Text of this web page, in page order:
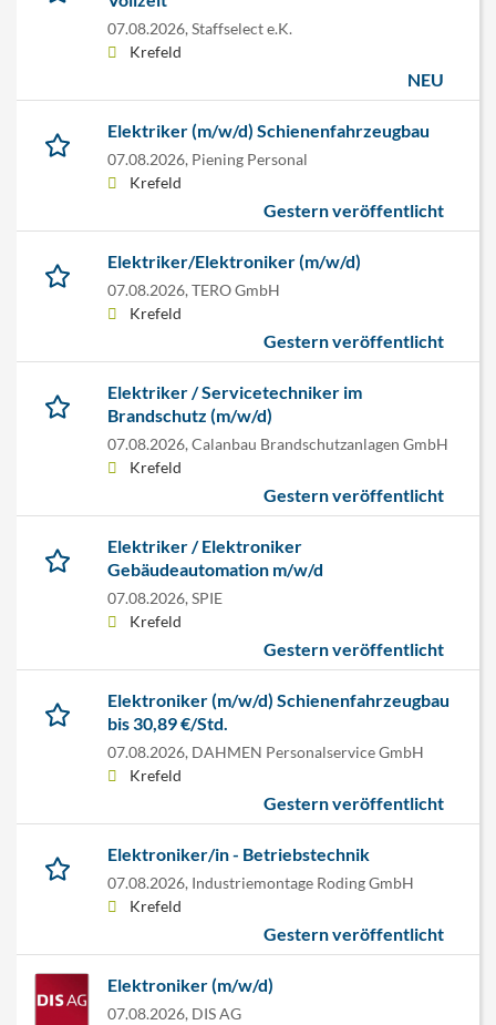
07.08.2026, Staffselect e.K.
Krefeld
NEU
Elektriker (m/w/d) Schienenfahrzeugbau
07.08.2026, Piening Personal
Krefeld
Gestern veröffentlicht
Elektriker/Elektroniker (m/w/d)
07.08.2026, TERO GmbH
Krefeld
Gestern veröffentlicht
Elektriker / Servicetechniker im
Brandschutz (m/w/d)
07.08.2026, Calanbau Brandschutzanlagen GmbH
Krefeld
Gestern veröffentlicht
Elektriker / Elektroniker
Gebäudeautomation m/w/d
07.08.2026, SPIE
Krefeld
Gestern veröffentlicht
Elektroniker (m/w/d) Schienenfahrzeugbau
bis 30,89 €/Std.
07.08.2026, DAHMEN Personalservice GmbH
Krefeld
Gestern veröffentlicht
Elektroniker/in - Betriebstechnik
07.08.2026, Industriemontage Roding GmbH
Krefeld
Gestern veröffentlicht
Elektroniker (m/w/d)
07.08.2026, DIS AG